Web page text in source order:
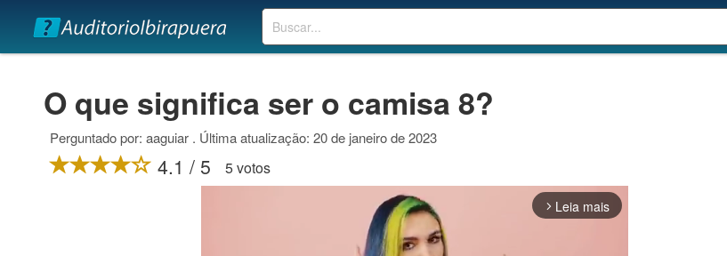
Buscar
O que significa ser o camisa 8?
Perguntado por: aaguiar . Última atualização: 20 de janeiro de 2023
4.1 / 5 5 votos
arrow_forward_ios Leia mais